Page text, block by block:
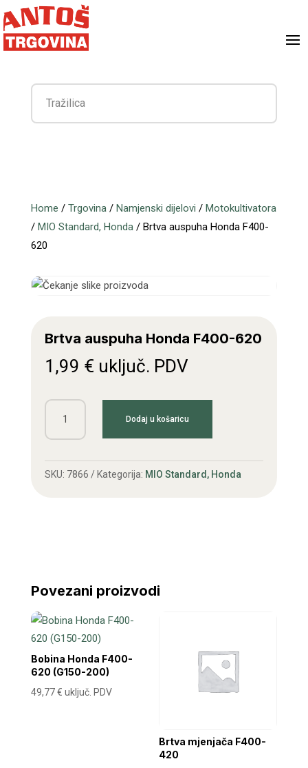
Home / Trgovina / Namjenski dijelovi / Motokultivatora
/ MIO Standard, Honda / Brtva auspuha Honda F400-
620
Brtva auspuha Honda F400-620
1,99 € uključ. PDV
Brtva
auspuha
F400-
620
Dodaj u košaricu
SKU: 7866 Kategorija: MIO Standard, Honda
Povezani proizvodi
Bobina Honda F400-
620 (G150-200)
49,77€ uključ. PDV
Brtva mjenjača F400-
420